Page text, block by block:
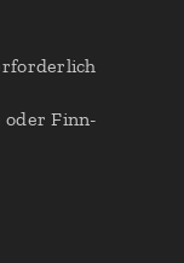
oder Finn-